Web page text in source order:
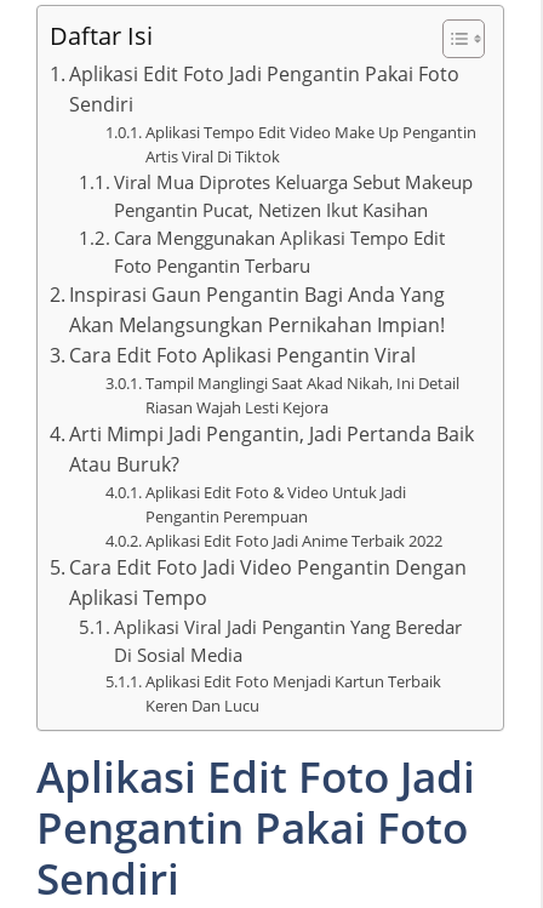
Daftar Isi
Aplikasi Edit Foto Jadi Pengantin Pakai Foto
Sendiri
Aplikasi Tempo Edit Video Make Up Pengantin
Artis Viral Di Tiktok
Viral Mua Diprotes Keluarga Sebut Makeup
Pengantin Pucat, Netizen Ikut Kasihan
Cara Menggunakan Aplikasi Tempo Edit
Foto Pengantin Terbaru
Inspirasi Gaun Pengantin Bagi Anda Yang
Akan Melangsungkan Pernikahan Impian!
Cara Edit Foto Aplikasi Pengantin Viral
Tampil Manglingi Saat Akad Nikah, Ini Detail
Riasan Wajah Lesti Kejora
Arti Mimpi Jadi Pengantin, Jadi Pertanda Baik
Atau Buruk?
Aplikasi Edit Foto & Video Untuk Jadi
Pengantin Perempuan
Aplikasi Edit Foto Jadi Anime Terbaik 2022
Cara Edit Foto Jadi Video Pengantin Dengan
Aplikasi Tempo
Aplikasi Viral Jadi Pengantin Yang Beredar
Di Sosial Media
Aplikasi Edit Foto Menjadi Kartun Terbaik
Keren Dan Lucu
Aplikasi Edit Foto Jadi
Pengantin Pakai Foto
Sendiri